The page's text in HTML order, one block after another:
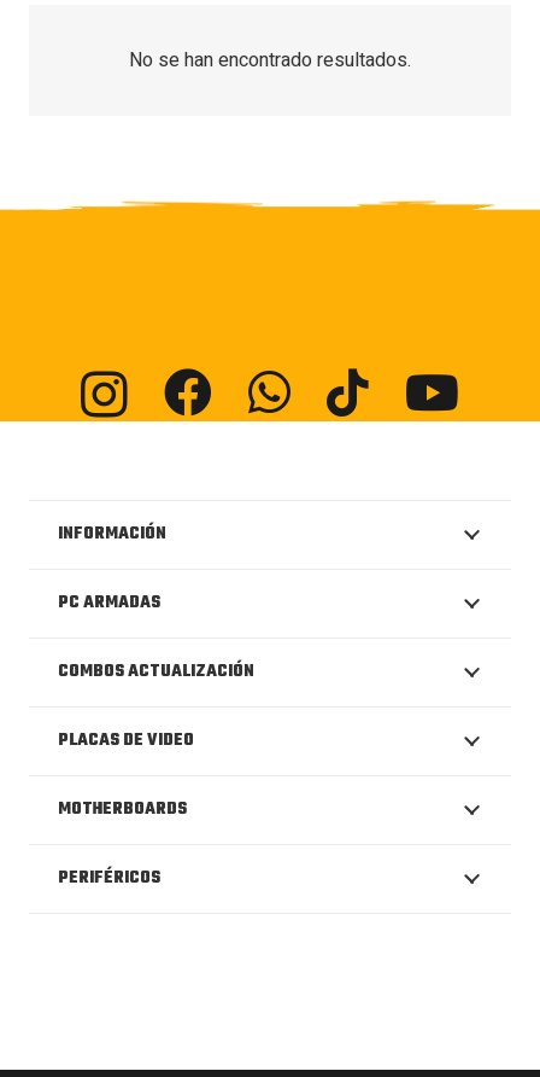
No se han encontrado resultados.
INFORMACIÓN
PC ARMADAS
COMBOS ACTUALIZACIÓN
PLACAS DE VIDEO
MOTHERBOARDS
PERIFÉRICOS